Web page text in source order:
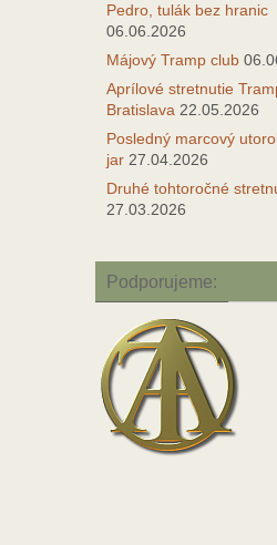
Pedro, tulák bez hranic
06.06.2026
Májový Tramp club
Aprílové stretnutie
Bratislava 22.05.2026
Posledný marcový
jar 27.04.2026
Druhé tohtoročné
27.03.2026
Podporujeme: